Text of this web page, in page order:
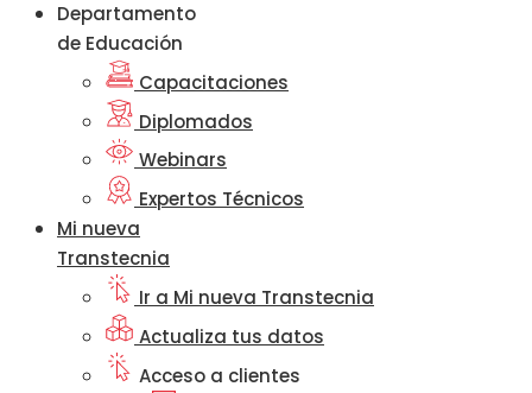
Departamento
de Educación
Capacitaciones
Diplomados
Webinars
Expertos Técnicos
Mi nueva
Transtecnia
Ir a Mi nueva Transtecnia
Actualiza tus datos
Acceso a clientes